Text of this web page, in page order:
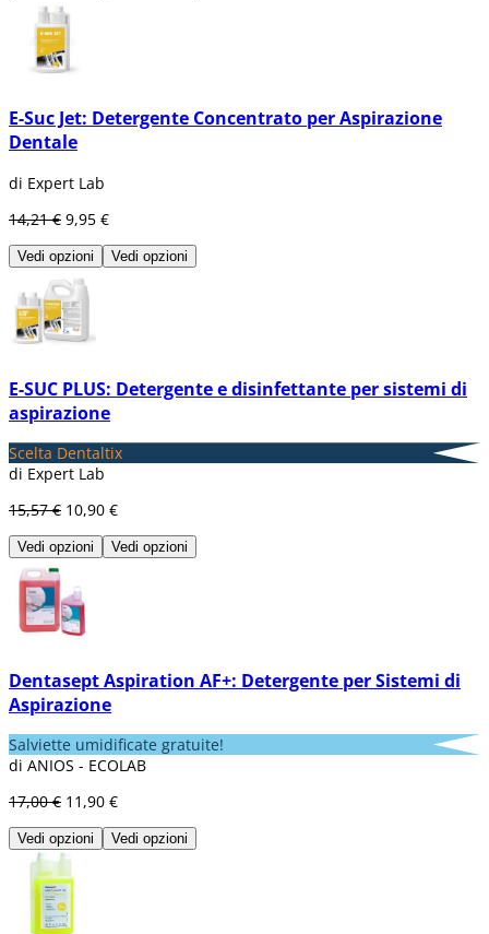
E-Suc Jet: Detergente Concentrato per Aspirazione
Dentale
di Expert Lab
14,21 € 9,95 €
Vedi opzioni Vedi opzioni
E-SUC PLUS: Detergente e disinfettante per sistemi di
aspirazione
Scelta Dentaltix
di Expert Lab
15,57 € 10,90 €
Vedi opzioni Vedi opzioni
Dentasept Aspiration AF+: Detergente per Sistemi di
Aspirazione
Salviette umidificate gratuite!
di ANIOS - ECOLAB
17,00 € 11,90 €
Vedi opzioni Vedi opzioni